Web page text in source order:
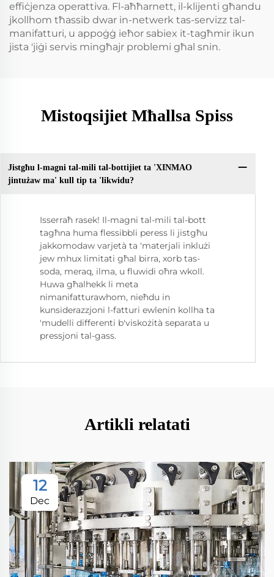
effiċjenza operattiva. Fl-aħħarnett, il-klijenti għandu
jkollhom tħassib dwar in-netwerk tas-servizz tal-
manifatturi, u appoġġ ieħor sabiex it-tagħmir ikun
jista 'jiġi servis mingħajr problemi għal snin.
Mistoqsijiet Mħallsa Spiss
Jistgħu l-magni tal-mili tal-bottijiet ta 'XINMAO
jintużaw ma' kull tip ta 'likwidu?
Isserraħ rasek! Il-magni tal-mili tal-bott
tagħna huma flessibbli peress li jistgħu
jakkomodaw varjetà ta 'materjali inklużi
jew mhux limitati għal birra, xorb tas-
soda, meraq, ilma, u fluwidi oħra wkoll.
Huwa għalhekk li meta
nimanifatturawhom, nieħdu in
kunsiderazzjoni l-fatturi ewlenin kollha ta
'mudelli differenti b'viskożità separata u
pressjoni tal-gass.
Artikli relatati
12
Dec